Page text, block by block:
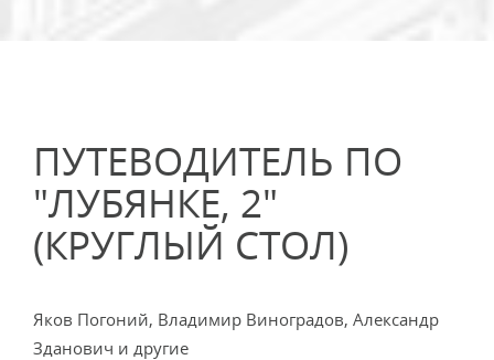
ПУТЕВОДИТЕЛЬ ПО
"ЛУБЯНКЕ, 2"
(КРУГЛЫЙ СТОЛ)
Яков Погоний, Владимир Виноградов, Александр
Зданович и другие